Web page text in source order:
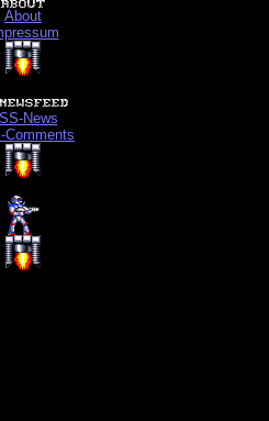
About
News
Comments